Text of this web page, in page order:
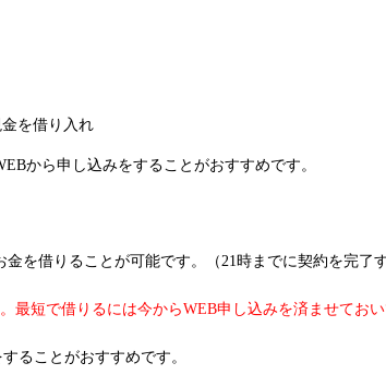
を借り入れ
から申し込みをすることがおすすめです。
を借りることが可能です。（21時までに契約を完了
短で借りるには今からWEB申し込みを済ませてお
ることがおすすめです。